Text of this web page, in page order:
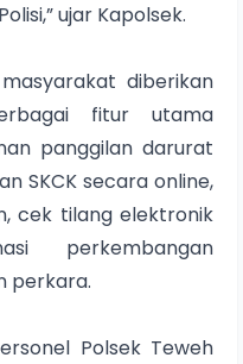
ujar Kapolsek.
diberikan
fitur utama
panggilan darurat
SKCK secara online,
cek tilang elektronik
perkembangan
perkara.
Polsek Teweh